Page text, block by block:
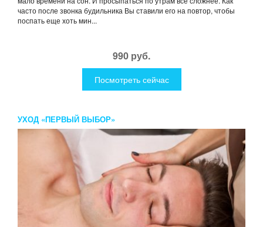
часто после звонка будильника Вы ставили его на повтор, чтобы
поспать еще хоть мин...
990 руб.
Посмотреть сейчас
УХОД «ПЕРВЫЙ ВЫБОР»